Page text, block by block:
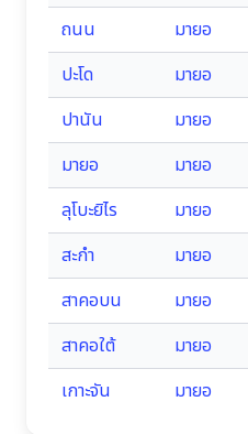
ถนน
มายอ
ปะโด
มายอ
ปานัน
มายอ
มายอ
มายอ
ลุโบะยิไร
มายอ
สะกำ
มายอ
สาคอบน
มายอ
สาคอใต้
มายอ
เกาะจัน
มายอ